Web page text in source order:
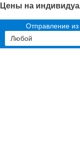
Цены на
Отправление из